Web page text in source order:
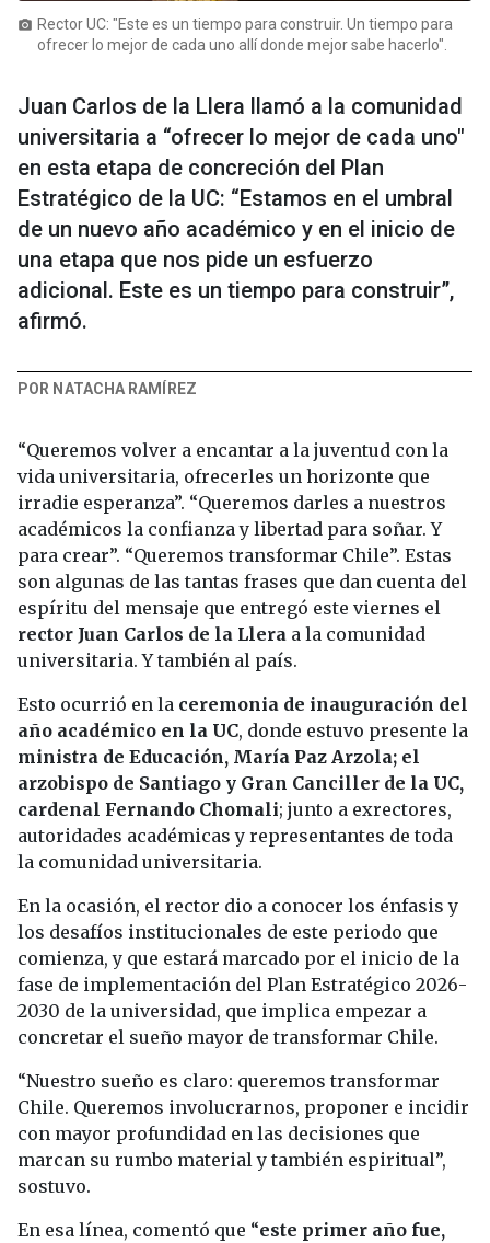
photo_camera Rector UC: "Este es un tiempo para construir. Un tiempo para
ofrecer lo mejor de cada uno allí donde mejor sabe hacerlo".
Juan Carlos de la Llera llamó a la comunidad
universitaria a “ofrecer lo mejor de cada uno"
en esta etapa de concreción del Plan
Estratégico de la UC: “Estamos en el umbral
de un nuevo año académico y en el inicio de
una etapa que nos pide un esfuerzo
adicional. Este es un tiempo para construir”,
afirmó.
POR NATACHA RAMÍREZ
“Queremos volver a encantar a la juventud con la
vida universitaria, ofrecerles un horizonte que
irradie esperanza”. “Queremos darles a nuestros
académicos la confianza y libertad para soñar. Y
para crear”. “Queremos transformar Chile”. Estas
son algunas de las tantas frases que dan cuenta del
espíritu del mensaje que entregó este viernes el
rector Juan Carlos de la Llera a la comunidad
universitaria. Y también al país.
Esto ocurrió en la ceremonia de inauguración del
año académico en la UC, donde estuvo presente la
ministra de Educación, María Paz Arzola; el
arzobispo de Santiago y Gran Canciller de la UC,
cardenal Fernando Chomali; junto a exrectores,
autoridades académicas y representantes de toda
la comunidad universitaria.
En la ocasión, el rector dio a conocer los énfasis y
los desafíos institucionales de este periodo que
comienza, y que estará marcado por el inicio de la
fase de implementación del Plan Estratégico 2026-
2030 de la universidad, que implica empezar a
concretar el sueño mayor de transformar Chile.
“Nuestro sueño es claro: queremos transformar
Chile. Queremos involucrarnos, proponer e incidir
con mayor profundidad en las decisiones que
marcan su rumbo material y también espiritual”,
sostuvo.
En esa línea, comentó que “este primer año fue,